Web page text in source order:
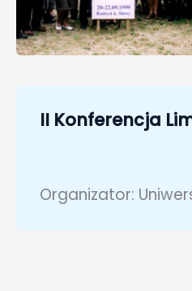
II Konferencja
Organizator: